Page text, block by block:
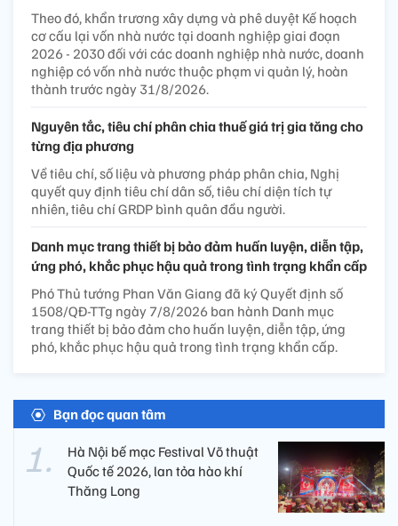
Theo đó, khẩn trương xây dựng và phê duyệt Kế hoạch
cơ cấu lại vốn nhà nước tại doanh nghiệp giai đoạn
2026 - 2030 đối với các doanh nghiệp nhà nước, doanh
nghiệp có vốn nhà nước thuộc phạm vi quản lý, hoàn
thành trước ngày 31/8/2026.
Nguyên tắc, tiêu chí phân chia thuế giá trị gia tăng cho
từng địa phương
Về tiêu chí, số liệu và phương pháp phân chia, Nghị
quyết quy định tiêu chí dân số, tiêu chí diện tích tự
nhiên, tiêu chí GRDP bình quân đầu người.
Danh mục trang thiết bị bảo đảm huấn luyện, diễn tập,
ứng phó, khắc phục hậu quả trong tình trạng khẩn cấp
Phó Thủ tướng Phan Văn Giang đã ký Quyết định số
1508/QĐ-TTg ngày 7/8/2026 ban hành Danh mục
trang thiết bị bảo đảm cho huấn luyện, diễn tập, ứng
phó, khắc phục hậu quả trong tình trạng khẩn cấp.
Bạn đọc quan tâm
Hà Nội bế mạc Festival Võ thuật
Quốc tế 2026, lan tỏa hào khí
Thăng Long